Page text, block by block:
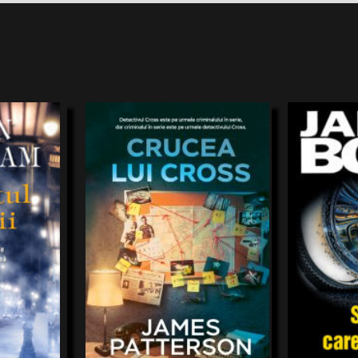
ascensiune
fără
de
Detectivul și psihologul comportamentalFBI
Alex Cross se află într-un impas. Un
criminalîn serie face victime printre
mamele tinere care seîntrețin din
James Patterson
James Bond a
nici una nu a
frumuseţe cu